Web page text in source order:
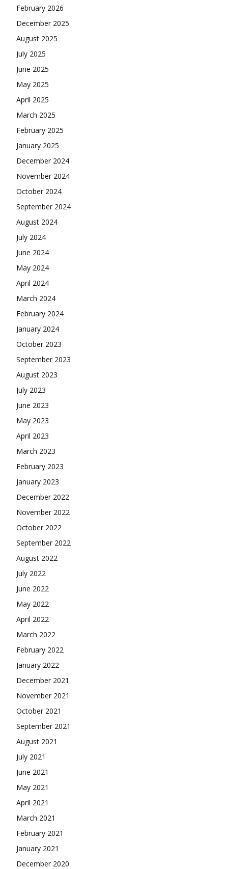
February 2026
December 2025
August 2025
July 2025
June 2025
May 2025
April 2025
March 2025
February 2025
January 2025
December 2024
November 2024
October 2024
September 2024
August 2024
July 2024
June 2024
May 2024
April 2024
March 2024
February 2024
January 2024
October 2023
September 2023
August 2023
July 2023
June 2023
May 2023
April 2023
March 2023
February 2023
January 2023
December 2022
November 2022
October 2022
September 2022
August 2022
July 2022
June 2022
May 2022
April 2022
March 2022
February 2022
January 2022
December 2021
November 2021
October 2021
September 2021
August 2021
July 2021
June 2021
May 2021
April 2021
March 2021
February 2021
January 2021
December 2020